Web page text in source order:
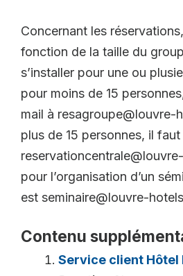
Concernant les
fonction de la taille du
s’installer pour une ou
pour moins de 15
mail à resagroupe@louvre-
plus de 15 personnes, il faut
pour l’organisation d’un
est seminaire@louvre-
Contenu
Service client Hôtel